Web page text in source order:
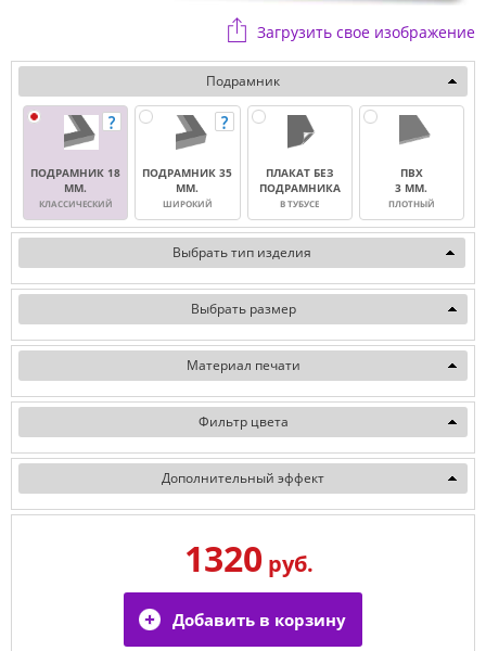
Загрузить свое изображение
Подрамник
ПОДРАМНИК 18
ММ.
КЛАССИЧЕСКИЙ
ПОДРАМНИК 35
ММ.
ШИРОКИЙ
ПЛАКАТ БЕЗ
ПОДРАМНИКА
В ТУБУСЕ
ПВХ
3 ММ.
ПЛОТНЫЙ
Выбрать тип изделия
Выбрать размер
Материал печати
Фильтр цвета
Дополнительный эффект
1320руб.